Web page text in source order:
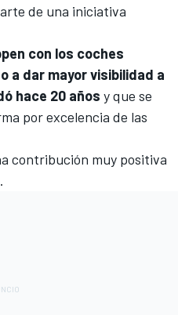
de una iniciativa
con los coches
a dar mayor visibilidad a
hace 20 años y que se
por excelencia de las
contribución muy positiva